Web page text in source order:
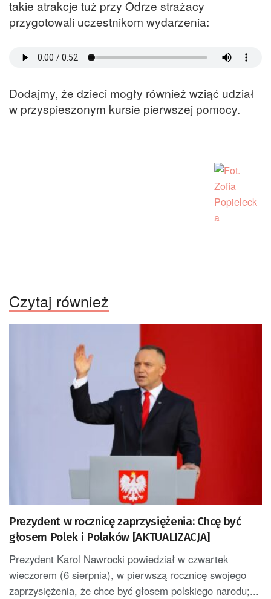
takie atrakcje tuż przy Odrze strażacy
przygotowali uczestnikom wydarzenia:
Dodajmy, że dzieci mogły również wziąć udział
w przyspieszonym kursie pierwszej pomocy.
Czytaj również
Prezydent w rocznicę zaprzysiężenia: Chcę być
głosem Polek i Polaków [AKTUALIZACJA]
Prezydent Karol Nawrocki powiedział w czwartek
wieczorem (6 sierpnia), w pierwszą rocznicę swojego
zaprzysiężenia, że chce być głosem polskiego narodu;...